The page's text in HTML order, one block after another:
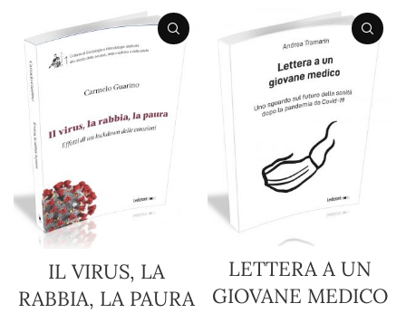
IL VIRUS, LA
RABBIA, LA PAURA
LETTERA A UN
GIOVANE MEDICO